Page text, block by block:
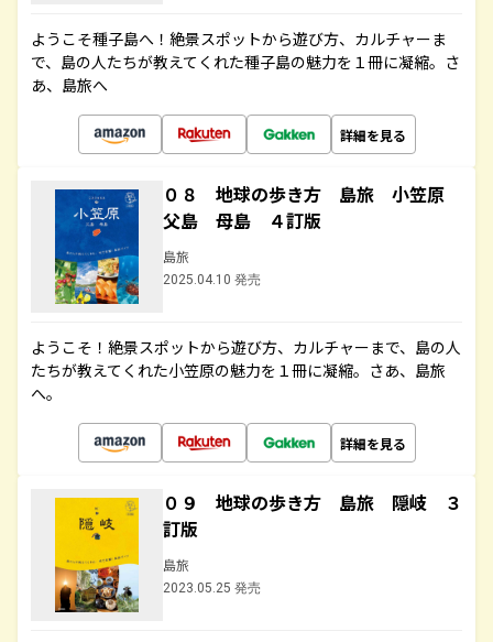
ようこそ種子島へ！絶景スポットから遊び方、カルチャーま
で、島の人たちが教えてくれた種子島の魅力を１冊に凝縮。さ
あ、島旅へ
詳細を見る
０８ 地球の歩き方 島旅 小笠原
父島 母島 ４訂版
島旅
2025.04.10 発売
ようこそ！絶景スポットから遊び方、カルチャーまで、島の人
たちが教えてくれた小笠原の魅力を１冊に凝縮。さあ、島旅
へ。
詳細を見る
０９ 地球の歩き方 島旅 隠岐 ３
訂版
島旅
2023.05.25 発売